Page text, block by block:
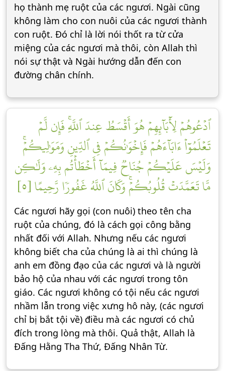
họ thành mẹ ruột của các ngươi. Ngài cũng
không làm cho con nuôi của các ngươi thành
con ruột. Đó chỉ là lời nói thốt ra từ cửa
miệng của các ngươi mà thôi, còn Allah thì
nói sự thật và Ngài hướng dẫn đến con
đường chân chính.
ٱدۡعُوهُمۡ لِأٓبَآئِهِمۡ هُوَ أَقۡسَطُ عِندَ ٱللَّهِۚ فَإِن لَّمۡ
تَعۡلَمُوٓاْ ءَابَآءَهُمۡ فَإِخۡوَٰنُكُمۡ فِي ٱلدِّينِ وَمَوَٰلِيكُمۡۚ
وَلَيۡسَ عَلَيۡكُمۡ جُنَاحٞ فِيمَآ أَخۡطَأۡتُم بِهِۦ وَلَٰكِن
مَّا تَعَمَّدَتۡ قُلُوبُكُمۡۚ وَكَانَ ٱللَّهُ غَفُورٗا رَّحِيمًا [٥]
Các ngươi hãy gọi (con nuôi) theo tên cha
ruột của chúng, đó là cách gọi công bằng
nhất đối với Allah. Nhưng nếu các ngươi
không biết cha của chúng là ai thì chúng là
anh em đồng đạo của các ngươi và là người
bảo hộ của nhau với các ngươi trong tôn
giáo. Các ngươi không có tội nếu các ngươi
nhầm lẫn trong việc xưng hô này, (các ngươi
chỉ bị bắt tội về) điều mà các ngươi có chủ
đích trong lòng mà thôi. Quả thật, Allah là
Đấng Hằng Tha Thứ, Đấng Nhân Từ.